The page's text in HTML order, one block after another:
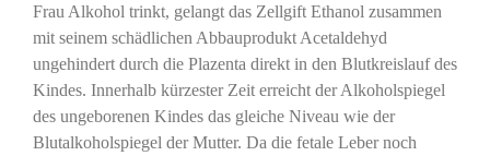
Frau Alkohol trinkt, gelangt das Zellgift Ethanol zusammen
mit seinem schädlichen Abbauprodukt Acetaldehyd
ungehindert durch die Plazenta direkt in den Blutkreislauf des
Kindes. Innerhalb kürzester Zeit erreicht der Alkoholspiegel
des ungeborenen Kindes das gleiche Niveau wie der
Blutalkoholspiegel der Mutter. Da die fetale Leber noch